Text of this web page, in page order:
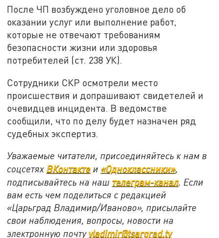
После ЧП возбуждено уголовное дело об
оказании услуг или выполнение работ,
которые не отвечают требованиям
безопасности жизни или здоровья
потребителей (ст. 238 УК).
Сотрудники СКР осмотрели место
происшествия и допрашивают свидетелей и
очевидцев инцидента. В ведомстве
сообщили, что по делу будет назначен ряд
судебных экспертиз.
Уважаемые читатели, присоединяйтесь к нам в
соцсетях ВКонтакте и«Одноклассники»,
подписывайтесь на наш телеграм-канал. Если
вам есть чем поделиться с редакцией
«Царьград Владимир/Иваново», присылайте
свои наблюдения, вопросы, новости на
электронную почту vladimir@tsargrad.tv